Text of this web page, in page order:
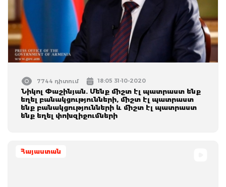
7744 դիտում 18:05 31-10-2020
Նիկոլ Փաշինյան. Մենք միշտ էլ պատրաստ ենք
եղել բանակցությունների, միշտ էլ պատրաստ
ենք բանակցությունների և միշտ էլ պատրաստ
ենք եղել փոխզիջումների
Հայաստան